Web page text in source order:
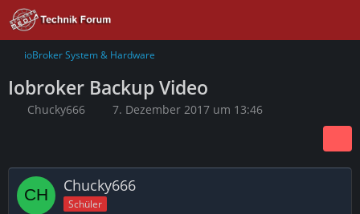
ioBroker System & Hardware
Iobroker Backup Video
Chucky666 7. Dezember 2017 um 13:46
Chucky666
Schüler